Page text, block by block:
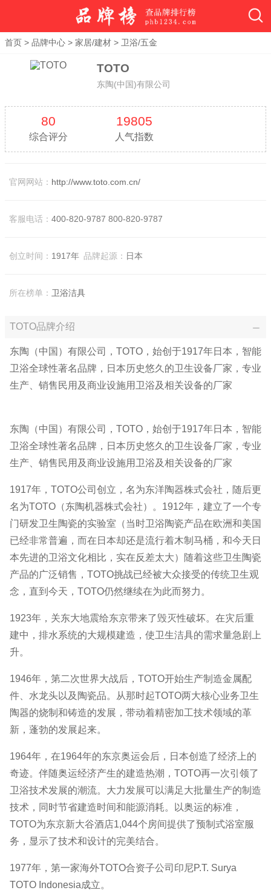
首页 > 品牌中心 > 家居/建材 > 卫浴/五金
TOTO
东陶(中国)有限公司
80
综合评分
19805
人气指数
官网网站： http://www.toto.com.cn/
客服电话： 400-820-9787 800-820-9787
创立时间： 1917年 品牌起源： 日本
所在榜单： 卫浴洁具
TOTO品牌介绍
东陶（中国）有限公司，TOTO，始创于1917年日本，智能
卫浴全球性著名品牌，日本历史悠久的卫生设备厂家，专业
生产、销售民用及商业设施用卫浴及相关设备的厂家
东陶（中国）有限公司，TOTO，始创于1917年日本，智能
卫浴全球性著名品牌，日本历史悠久的卫生设备厂家，专业
生产、销售民用及商业设施用卫浴及相关设备的厂家
1917年，TOTO公司创立，名为东洋陶器株式会社，随后更
名为TOTO（东陶机器株式会社）。1912年，建立了一个专
门研发卫生陶瓷的实验室（当时卫浴陶瓷产品在欧洲和美国
已经非常普遍，而在日本却还是流行着木制马桶，和今天日
本先进的卫浴文化相比，实在反差太大）随着这些卫生陶瓷
产品的广泛销售，TOTO挑战已经被大众接受的传统卫生观
念，直到今天，TOTO仍然继续在为此而努力。
1923年，关东大地震给东京带来了毁灭性破坏。在灾后重
建中，排水系统的大规模建造，使卫生洁具的需求量急剧上
升。
1946年，第二次世界大战后，TOTO开始生产制造金属配
件、水龙头以及陶瓷品。从那时起TOTO两大核心业务卫生
陶器的烧制和铸造的发展，带动着精密加工技术领域的革
新，蓬勃的发展起来。
1964年，在1964年的东京奥运会后，日本创造了经济上的
奇迹。伴随奥运经济产生的建造热潮，TOTO再一次引领了
卫浴技术发展的潮流。大力发展可以满足大批量生产的制造
技术，同时节省建造时间和能源消耗。以奥运的标准，
TOTO为东京新大谷酒店1,044个房间提供了预制式浴室服
务，显示了技术和设计的完美结合。
1977年，第一家海外TOTO合资子公司印尼P.T. Surya
TOTO Indonesia成立。